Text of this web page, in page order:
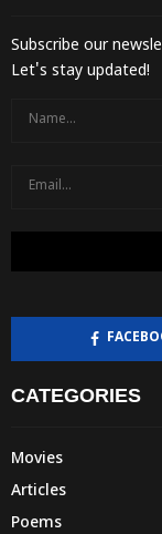
Subscribe our
Let's stay updated!
CATEGORIES
Movies
Articles
Poems